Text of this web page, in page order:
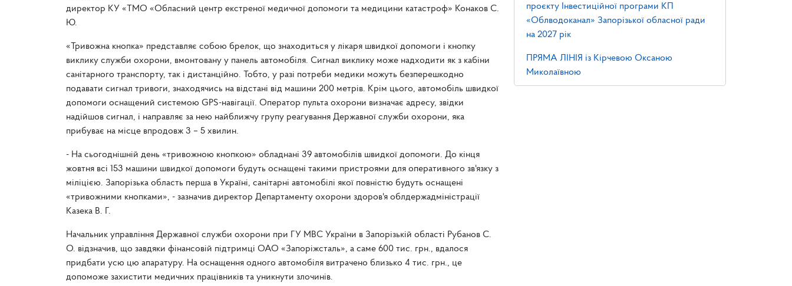
директор КУ «ТМО «Обласний центр екстреної медичної допомоги та медицини катастроф» Конаков С.
Ю.
«Тривожна кнопка» представляє собою брелок, що знаходиться у лікаря швидкої допомоги і кнопку
виклику служби охорони, вмонтовану у панель автомобіля. Сигнал виклику може надходити як з кабіни
санітарного транспорту, так і дистанційно. Тобто, у разі потреби медики можуть безперешкодно
подавати сигнал тривоги, знаходячись на відстані від машини 200 метрів. Крім цього, автомобіль швидкої
допомоги оснащений системою GPS-навігації. Оператор пульта охорони визначає адресу, звідки
надійшов сигнал, і направляє за нею найближчу групу реагування Державної служби охорони, яка
прибуває на місце впродовж 3 – 5 хвилин.
- На сьогоднішній день «тривожною кнопкою» обладнані 39 автомобілів швидкої допомоги. До кінця
жовтня всі 153 машини швидкої допомоги будуть оснащені такими пристроями для оперативного зв'язку з
міліцією. Запорізька область перша в Україні, санітарні автомобілі якої повністю будуть оснащені
«тривожними кнопками», - зазначив директор Департаменту охорони здоров'я облдержадміністрації
Казека В. Г.
Начальник управління Державної служби охорони при ГУ МВС України в Запорізькій області Рубанов С.
О. відзначив, що завдяки фінансовій підтримці ОАО «Запоріжсталь», а саме 600 тис. грн., вдалося
придбати усю цю апаратуру. На оснащення одного автомобіля витрачено близько 4 тис. грн., це
допоможе захистити медичних працівників та уникнути злочинів.
проєкту Інвестиційної програми КП
«Облводоканал» Запорізької обласної ради
на 2027 рік
ПРЯМА ЛІНІЯ із Кірчевою Оксаною
Миколаївною